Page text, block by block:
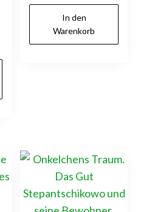
In den
Warenkorb